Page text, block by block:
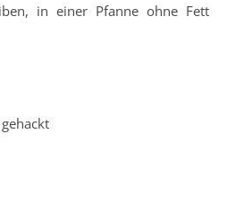
in einer Pfanne ohne Fett